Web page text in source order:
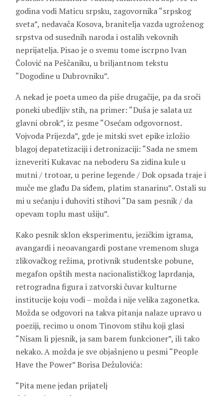
godina vodi Maticu srpsku, zagovornika “srpskog
sveta”, nedavača Kosova, branitelja vazda ugroženog
srpstva od susednih naroda i ostalih vekovnih
neprijatelja. Pisao je o svemu tome iscrpno Ivan
Čolović na Peščaniku, u briljantnom tekstu
“Dogodine u Dubrovniku”.
A nekad je poeta umeo da piše drugačije, pa da sroči
poneki ubedljiv stih, na primer: “Duša je salata uz
glavni obrok”, iz pesme “Osećam odgovornost.
Vojvoda Prijezda”, gde je mitski svet epike izložio
blagoj depatetizaciji i detronizaciji: “Sada ne smem
izneveriti Kukavac na neboderu Sa zidina kule u
mutni / trotoar, u perine legende / Dok opsada traje i
muče me glađu Da siđem, platim stanarinu”. Ostali su
mi u sećanju i duhoviti stihovi “Da sam pesnik / da
opevam toplu mast ušiju”.
Kako pesnik sklon eksperimentu, jezičkim igrama,
avangardi i neoavangardi postane vremenom sluga
zlikovačkog režima, protivnik studentske pobune,
megafon opštih mesta nacionalističkog laprdanja,
retrogradna figura i zatvorski čuvar kulturne
institucije koju vodi – možda i nije velika zagonetka.
Možda se odgovori na takva pitanja nalaze upravo u
poeziji, recimo u onom Tinovom stihu koji glasi
“Nisam li pjesnik, ja sam barem funkcioner”, ili tako
nekako. A možda je sve objašnjeno u pesmi “People
Have the Power” Borisa Dežulovića:
“Pita mene jedan prijatelj